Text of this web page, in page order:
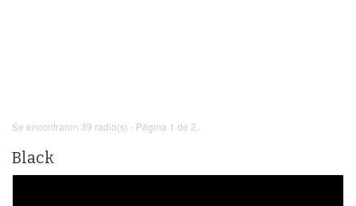
Se encontraron 39 radio(s) - Página 1 de 2.
Black